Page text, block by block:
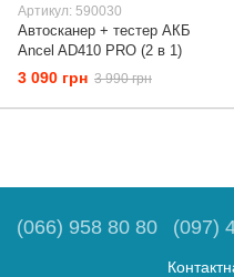
Артикул: 590030
Автосканер + тестер АКБ
Ancel AD410 PRO (2 в 1)
3 090 грн 3 990 грн
(066) 958 80 80 (097)